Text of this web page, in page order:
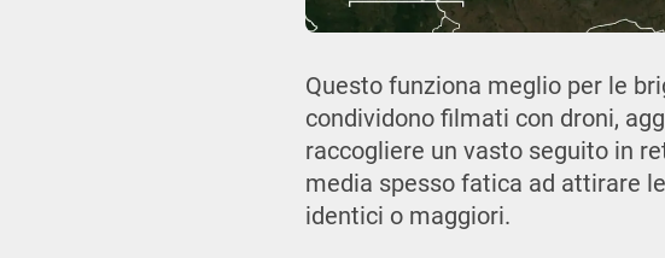
Questo funziona meglio per le
condividono filmati con droni,
raccogliere un vasto seguito in
media spesso fatica ad attirare
identici o maggiori.